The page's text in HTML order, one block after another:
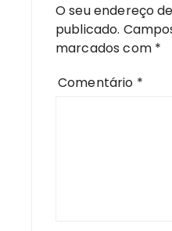
O seu endereço
publicado.
marcados com *
Comentário *